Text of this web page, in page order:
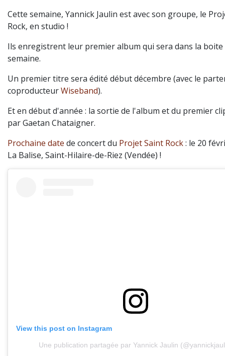
Cette semaine, Yannick Jaulin est avec son groupe, le
Rock, en studio !
Ils enregistrent leur premier album qui sera dans la boite
semaine.
Un premier titre sera édité début décembre (avec le
coproducteurWiseband).
Et en début d'année : la sortie de l'album et du premier
par Gaetan Chataigner.
Prochaine date de concert du Projet Saint Rock: le 20
La Balise, Saint-Hilaire-de-Riez (Vendée) !
View this post on Instagram
Une publication partagée par Yannick Jaulin